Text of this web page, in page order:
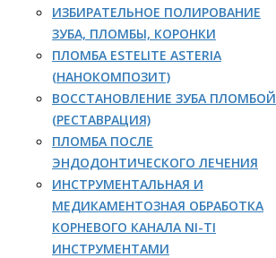
ИЗБИРАТЕЛЬНОЕ ПОЛИРОВАНИЕ
ЗУБА, ПЛОМБЫ, КОРОНКИ
ПЛОМБА ESTELITE ASTERIA
(НАНОКОМПОЗИТ)
ВОССТАНОВЛЕНИЕ ЗУБА ПЛОМБОЙ
(РЕСТАВРАЦИЯ)
ПЛОМБА ПОСЛЕ
ЭНДОДОНТИЧЕСКОГО ЛЕЧЕНИЯ
ИНСТРУМЕНТАЛЬНАЯ И
МЕДИКАМЕНТОЗНАЯ ОБРАБОТКА
КОРНЕВОГО КАНАЛА NI-TI
ИНСТРУМЕНТАМИ